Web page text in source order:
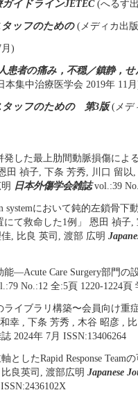
ガイドラインJETEC(へるす出
タッフのための(メディカ出版
)
患者の痛み，不穏／鎮静，
本集中治療医学会 2019年 11
タッフのための 第3版(メデ
発した最上肋間動脈損傷に
田 禎子, 下条 芳秀, 川口 留
日本外傷学会雑誌vol.:39
systemにおいて鈍的左鎖骨
にて救命した1例」 恩田 禎
, 比良 英司, 渡部 広明
能—Acute Care Surgery部門
No.:12 全:5頁 1220-1224頁
ライブラリ構築〜会員向け
幸 , 下条 芳秀 , 木谷 昭彦 ,
2024年 7月 ISSN:13406264
軸としたRapid Response
良英司, 渡部広明 Japanese